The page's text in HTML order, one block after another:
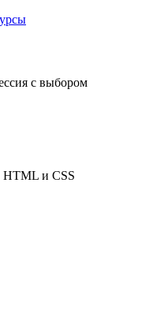
с выбором
HTML и CSS